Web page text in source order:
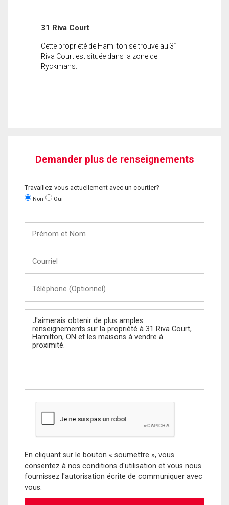
31 Riva Court
Cette propriété de Hamilton se trouve au 31
Riva Court est située dans la zone de
Ryckmans.
Demander plus de renseignements
Travaillez-vous actuellement avec un courtier?
Non Oui
Nom
(Optionnel)
Message
En cliquant sur le bouton « soumettre », vous
consentez à nos conditions d'utilisation et vous nous
fournissez l'autorisation écrite de communiquer avec
vous.